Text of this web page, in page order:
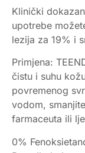
Klinički
upotrebe
lezija za 19% i
Primjena:
čistu i suhu
povremenog
vodom,
farmaceuta ili
0%